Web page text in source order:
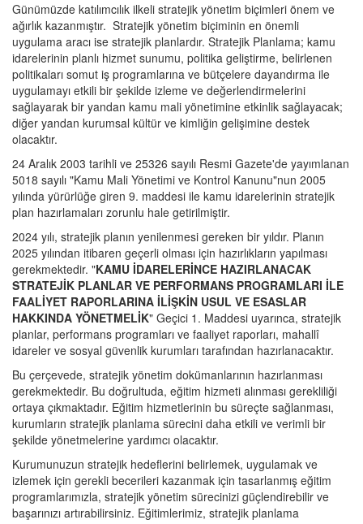
Günümüzde katılımcılık ilkeli stratejik yönetim biçimleri önem ve
ağırlık kazanmıştır. Stratejik yönetim biçiminin en önemli
uygulama aracı ise stratejik planlardır. Stratejik Planlama; kamu
idarelerinin planlı hizmet sunumu, politika geliştirme, belirlenen
politikaları somut iş programlarına ve bütçelere dayandırma ile
uygulamayı etkili bir şekilde izleme ve değerlendirmelerini
sağlayarak bir yandan kamu mali yönetimine etkinlik sağlayacak;
diğer yandan kurumsal kültür ve kimliğin gelişimine destek
olacaktır.
24 Aralık 2003 tarihli ve 25326 sayılı Resmi Gazete'de yayımlanan
5018 sayılı "Kamu Mali Yönetimi ve Kontrol Kanunu"nun 2005
yılında yürürlüğe giren 9. maddesi ile kamu idarelerinin stratejik
plan hazırlamaları zorunlu hale getirilmiştir.
2024 yılı, stratejik planın yenilenmesi gereken bir yıldır. Planın
2025 yılından itibaren geçerli olması için hazırlıkların yapılması
gerekmektedir. "KAMU İDARELERİNCE HAZIRLANACAK
STRATEJİK PLANLAR VE PERFORMANS PROGRAMLARI İLE
FAALİYET RAPORLARINA İLİŞKİN USUL VE ESASLAR
HAKKINDA YÖNETMELİK" Geçici 1. Maddesi uyarınca, stratejik
planlar, performans programları ve faaliyet raporları, mahallî
idareler ve sosyal güvenlik kurumları tarafından hazırlanacaktır.
Bu çerçevede, stratejik yönetim dokümanlarının hazırlanması
gerekmektedir. Bu doğrultuda, eğitim hizmeti alınması gerekliliği
ortaya çıkmaktadır. Eğitim hizmetlerinin bu süreçte sağlanması,
kurumların stratejik planlama sürecini daha etkili ve verimli bir
şekilde yönetmelerine yardımcı olacaktır.
Kurumunuzun stratejik hedeflerini belirlemek, uygulamak ve
izlemek için gerekli becerileri kazanmak için tasarlanmış eğitim
programlarımızla, stratejik yönetim sürecinizi güçlendirebilir ve
başarınızı artırabilirsiniz. Eğitimlerimiz, stratejik planlama